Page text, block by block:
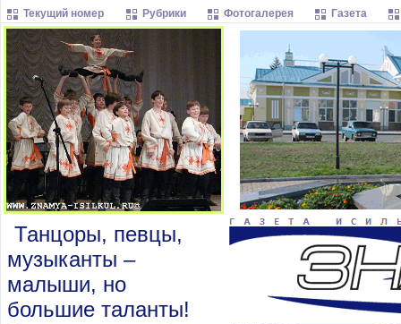
Текущий номер Рубрики Фотогалерея Газета
Танцоры, певцы,
музыканты –
малыши, но
большие таланты!